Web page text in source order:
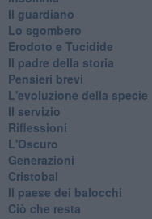
Il guardiano
Lo sgombero
Erodoto e Tucidide
Il padre della storia
Pensieri brevi
L'evoluzione della specie
Il servizio
Riflessioni
L'Oscuro
Generazioni
Cristobal
Il paese dei balocchi
Ciò che resta